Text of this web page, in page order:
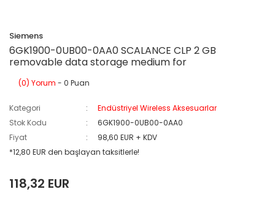
Siemens
6GK1900-0UB00-0AA0 SCALANCE CLP 2 GB
removable data storage medium for
(0) Yorum - 0 Puan
Kategori
Endüstriyel Wireless Aksesuarlar
Stok Kodu
6GK1900-0UB00-0AA0
Fiyat
98,60 EUR + KDV
*12,80 EUR den başlayan taksitlerle!
118,32 EUR